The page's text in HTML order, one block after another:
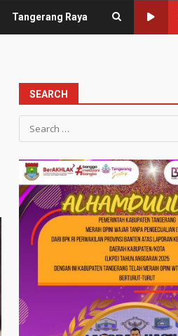
Tangerang Raya
SEARCH
Search
for: